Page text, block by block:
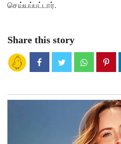
செய்யப்பட்டார்.
Share this story